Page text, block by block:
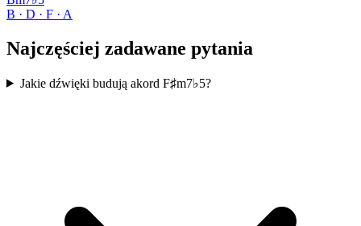
B · D · F · A
Najczęściej zadawane pytania
Jakie dźwięki budują akord F♯m7♭5?